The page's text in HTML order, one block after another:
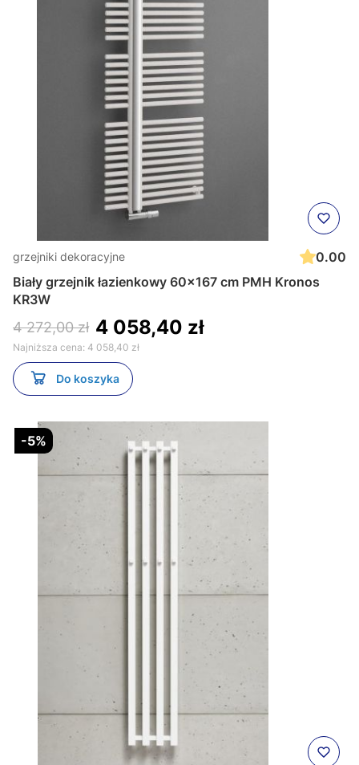
grzejniki dekoracyjne
0.00
Biały grzejnik łazienkowy 60x167 cm PMH Kronos
KR3W
4 272,00 zł 4 058,40 zł
Najniższa cena: 4 058,40 zł
Do koszyka
-5%